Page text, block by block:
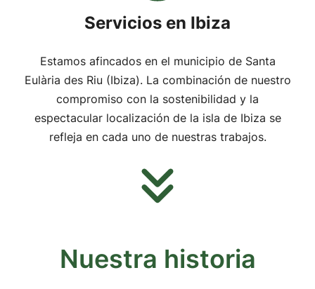
Servicios en Ibiza
Estamos afincados en el municipio de Santa
Eulària des Riu (Ibiza). La combinación de nuestro
compromiso con la sostenibilidad y la
espectacular localización de la isla de Ibiza se
refleja en cada uno de nuestras trabajos.
Nuestra historia